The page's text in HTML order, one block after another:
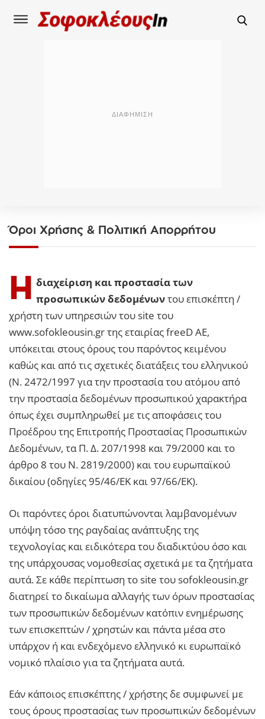
Όροι Χρήσης & Πολιτική Απορρήτου
Η
διαχείριση και προστασία των
προσωπικών δεδομένωντου επισκέπτη /
χρήστη των υπηρεσιών του site του
www.sofokleousin.gr της εταιρίας freeD ΑΕ,
υπόκειται στους όρους του παρόντος κειμένου
καθώς και από τις σχετικές διατάξεις του ελληνικού
(Ν. 2472/1997 για την προστασία του ατόμου από
την προστασία δεδομένων προσωπικού χαρακτήρα
όπως έχει συμπληρωθεί με τις αποφάσεις του
Προέδρου της Επιτροπής Προστασίας Προσωπικών
Δεδομένων, τα Π. Δ. 207/1998 και 79/2000 και το
άρθρο 8 του Ν. 2819/2000) και του ευρωπαϊκού
δικαίου (οδηγίες 95/46/ΕΚ και 97/66/ΕΚ).
Οι παρόντες όροι διατυπώνονται λαμβανομένων
υπόψη τόσο της ραγδαίας ανάπτυξης της
τεχνολογίας και ειδικότερα του διαδικτύου όσο και
της υπάρχουσας νομοθεσίας σχετικά με τα ζητήματα
αυτά. Σε κάθε περίπτωση το site του sofokleousin.gr
διατηρεί το δικαίωμα αλλαγής των όρων προστασίας
των προσωπικών δεδομένων κατόπιν ενημέρωσης
των επισκεπτών / χρηστών και πάντα μέσα στο
υπάρχον ή και ενδεχόμενο ελληνικό κι ευρωπαϊκό
νομικό πλαίσιο για τα ζητήματα αυτά.
Εάν κάποιος επισκέπτης / χρήστης δε συμφωνεί με
τους όρους προστασίας των προσωπικών δεδομένων